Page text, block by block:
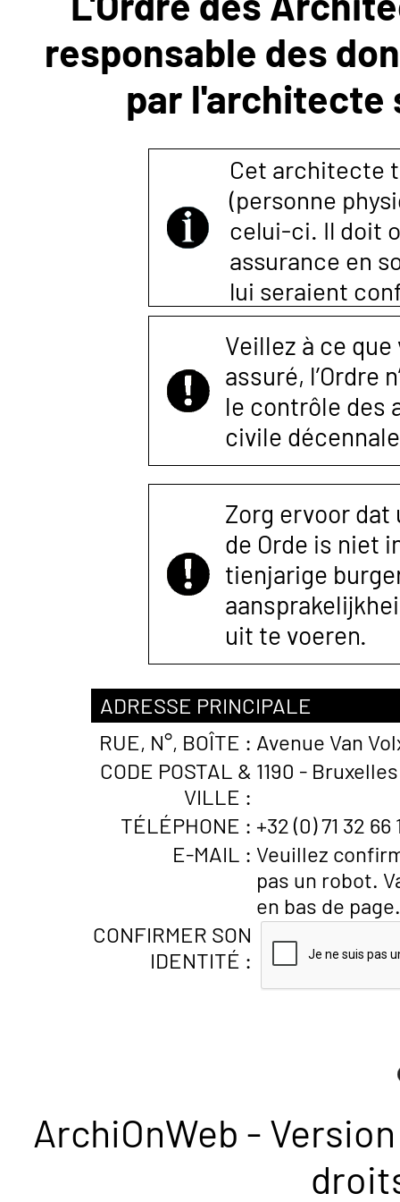
NOUS
CONTACTER
responsable des
par l'architecte
Cet architecte
(personne
celui-ci. Il doit
assurance en
lui seraient
Veillez à ce
assuré, l’Ordre
le contrôle des
civile
Zorg ervoor
de Orde is niet
tienjarige
uit te voeren.
ADRESSE PRINCIPALE
RUE, N°, BOÎTE : Avenue Van
CODE POSTAL &
VILLE :
1190 -
TÉLÉPHONE : +32 (0) 71 32 66
E-MAIL : Veuillez
pas un robot.
en bas de page.
CONFIRMER SON
IDENTITÉ :
ArchiOnWeb -